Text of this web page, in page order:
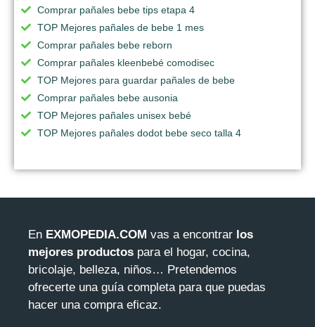
Comprar pañales bebe tips etapa 4
TOP Mejores pañales de bebe 1 mes
Comprar pañales bebe reborn
Comprar pañales kleenbebé comodisec
TOP Mejores para guardar pañales de bebe
Comprar pañales bebe ausonia
TOP Mejores pañales unisex bebé
TOP Mejores pañales dodot bebe seco talla 4
En EXMOPEDIA.COM vas a encontrar los
mejores productos para el hogar, cocina,
bricolaje, belleza, niños… Pretendemos
ofrecerte una guía completa para que puedas
hacer una compra eficaz.